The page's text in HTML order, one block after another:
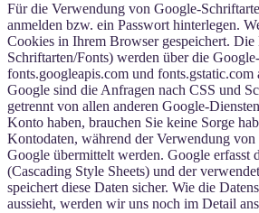
Für die Verwendung von Google-
anmelden bzw. ein Passwort hinterlegen.
Cookies in Ihrem Browser gespeichert. Die
Schriftarten/Fonts) werden über die
fonts.googleapis.com und fonts.gstatic.com
Google sind die Anfragen nach CSS und
getrennt von allen anderen Google-
Konto haben, brauchen Sie keine Sorge
Kontodaten, während der Verwendung von
Google übermittelt werden. Google erfasst
(Cascading Style Sheets) und der
speichert diese Daten sicher. Wie die
aussieht, werden wir uns noch im Detail